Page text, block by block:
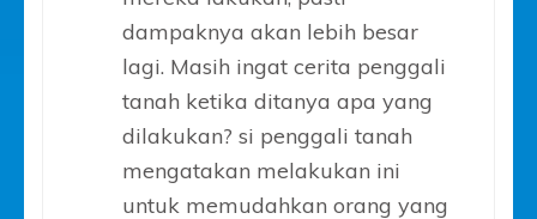
dampaknya akan lebih besar
lagi. Masih ingat cerita penggali
tanah ketika ditanya apa yang
dilakukan? si penggali tanah
mengatakan melakukan ini
untuk memudahkan orang yang